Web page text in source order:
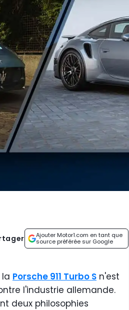
Ajouter Motor1.com en tant que
source préférée sur Google
Porsche 911 Turbo S n'est
l'industrie allemande.
deux philosophies